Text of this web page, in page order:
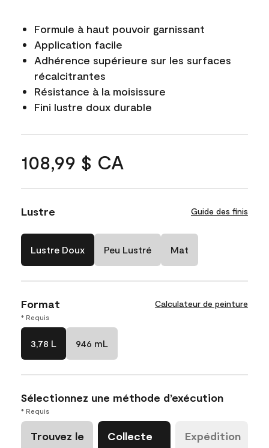
Formule à haut pouvoir garnissant
Application facile
Adhérence supérieure sur les surfaces
récalcitrantes
Résistance à la moisissure
Fini lustre doux durable
108,99 $ CA
Lustre Guide des finis
Lustre Doux Peu Lustré Mat
Format Calculateur de peinture
* Requis
3,78 L 946 mL
Sélectionnez une méthode d’exécution
* Requis
Trouvez le
Collecte
Expédition